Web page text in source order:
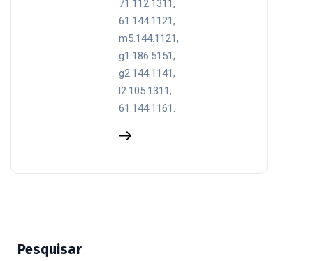
71.112.1311,
61.144.1121,
m5.144.1121,
g1.186.5151,
g2.144.1141,
l2.105.1311,
61.144.1161.
Pesquisar